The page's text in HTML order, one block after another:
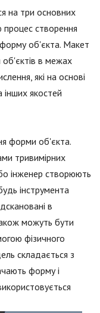
на три основних
створення
об'єкта. Макет
об'єктів в межах
які на основі
інших якостей
форми об'єкта.
тривимірних
інженер створюють
інструмента
в
можуть бути
фізичного
складається з
форму і